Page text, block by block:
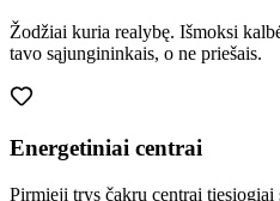
Žodžiai kuria realybę. Išmoksi
tavo sąjungininkais, o ne priešais.
Energetiniai centrai
Pirmieji trys čakrų centrai